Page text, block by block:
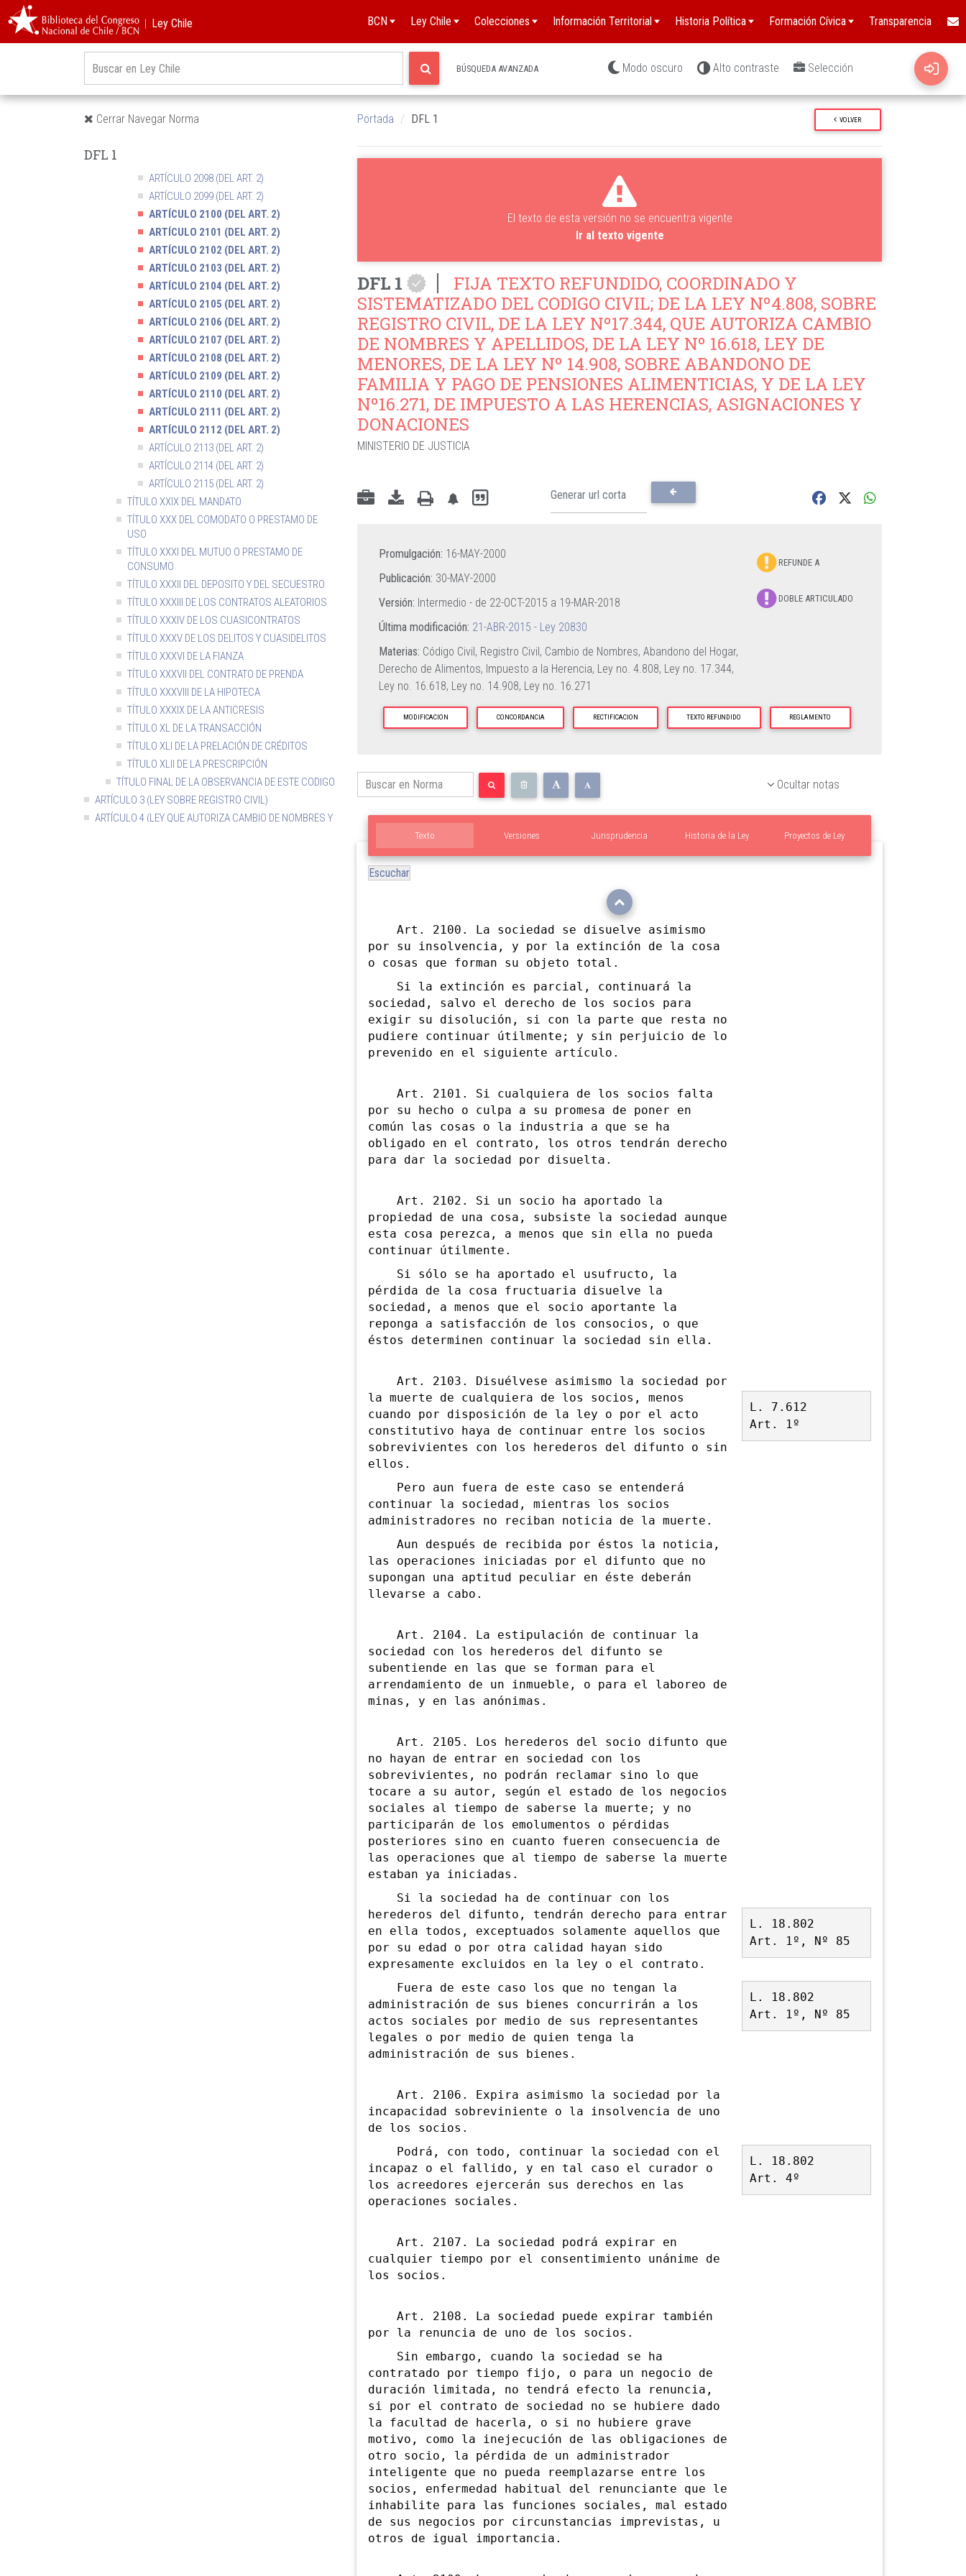
︱Ley Chile BCN Ley Chile Colecciones Información Territorial Historia Política Formación Cívica Transparencia
BÚSQUEDA AVANZADA Modo oscuro Alto contraste Selección
Cerrar Navegar Norma Portada DFL 1 VOLVER
DFL 1
SOCIEDAD
§ 3. DE LAS PRINCIPALES CLÁUSULAS DEL
CONTRATO DE SOCIEDAD
§ 4. DE LA ADMINISTRACIÓN DE LA SOCIEDAD
COLECTIVA
§ 5. DE LAS OBLIGACIONES DE LOS SOCIOS
ENTRE SÍ
ARTÍCULO 2098 (DEL ART. 2)
ARTÍCULO 2099 (DEL ART. 2)
ARTÍCULO 2100 (DEL ART. 2)
ARTÍCULO 2101 (DEL ART. 2)
ARTÍCULO 2102 (DEL ART. 2)
ARTÍCULO 2103 (DEL ART. 2)
ARTÍCULO 2104 (DEL ART. 2)
ARTÍCULO 2105 (DEL ART. 2)
ARTÍCULO 2106 (DEL ART. 2)
ARTÍCULO 2107 (DEL ART. 2)
ARTÍCULO 2108 (DEL ART. 2)
ARTÍCULO 2109 (DEL ART. 2)
ARTÍCULO 2110 (DEL ART. 2)
ARTÍCULO 2111 (DEL ART. 2)
ARTÍCULO 2112 (DEL ART. 2)
ARTÍCULO 2113 (DEL ART. 2)
ARTÍCULO 2114 (DEL ART. 2)
ARTÍCULO 2115 (DEL ART. 2)
TÍTULO XXIX DEL MANDATO
TÍTULO XXX DEL COMODATO O PRESTAMO DE
USO
TÍTULO XXXI DEL MUTUO O PRESTAMO DE
CONSUMO
TÍTULO XXXII DEL DEPOSITO Y DEL SECUESTRO
TÍTULO XXXIII DE LOS CONTRATOS ALEATORIOS
TÍTULO XXXIV DE LOS CUASICONTRATOS
TÍTULO XXXV DE LOS DELITOS Y CUASIDELITOS
TÍTULO XXXVI DE LA FIANZA
TÍTULO XXXVII DEL CONTRATO DE PRENDA
TÍTULO XXXVIII DE LA HIPOTECA
TÍTULO XXXIX DE LA ANTICRESIS
TÍTULO XL DE LA TRANSACCIÓN
TÍTULO XLI DE LA PRELACIÓN DE CRÉDITOS
TÍTULO XLII DE LA PRESCRIPCIÓN
TÍTULO FINAL DE LA OBSERVANCIA DE ESTE CODIGO
ARTÍCULO 3 (LEY SOBRE REGISTRO CIVIL)
ARTÍCULO 4 (LEY QUE AUTORIZA CAMBIO DE NOMBRES Y
El texto de esta versión no se encuentra vigente
Ir al texto vigente
DFL 1
FIJA TEXTO REFUNDIDO, COORDINADO Y
SISTEMATIZADO DEL CODIGO CIVIL; DE LA LEY Nº4.808, SOBRE
REGISTRO CIVIL, DE LA LEY Nº17.344, QUE AUTORIZA CAMBIO
DE NOMBRES Y APELLIDOS, DE LA LEY Nº 16.618, LEY DE
MENORES, DE LA LEY Nº 14.908, SOBRE ABANDONO DE
FAMILIA Y PAGO DE PENSIONES ALIMENTICIAS, Y DE LA LEY
Nº16.271, DE IMPUESTO A LAS HERENCIAS, ASIGNACIONES Y
DONACIONES
MINISTERIO DE JUSTICIA
REFUNDE A
DOBLE ARTICULADO
Promulgación: 16-MAY-2000
Publicación: 30-MAY-2000
Versión: Intermedio - de 22-OCT-2015 a 19-MAR-2018
Última modificación: 21-ABR-2015 - Ley 20830
Materias: Código Civil, Registro Civil, Cambio de Nombres, Abandono del Hogar,
Derecho de Alimentos, Impuesto a la Herencia, Ley no. 4.808, Ley no. 17.344,
Ley no. 16.618, Ley no. 14.908, Ley no. 16.271
MODIFICACION CONCORDANCIA RECTIFICACION TEXTO REFUNDIDO REGLAMENTO
Ocultar notas
Texto Versiones Proyectos de Ley
Historia de la Ley
Jurisprudencia
Escuchar
Art. 2100. La sociedad se disuelve asimismo
por su insolvencia, y por la extinción de la cosa
o cosas que forman su objeto total.
Si la extinción es parcial, continuará la
sociedad, salvo el derecho de los socios para
exigir su disolución, si con la parte que resta no
pudiere continuar útilmente; y sin perjuicio de lo
prevenido en el siguiente artículo.
Art. 2101. Si cualquiera de los socios falta
por su hecho o culpa a su promesa de poner en
común las cosas o la industria a que se ha
obligado en el contrato, los otros tendrán derecho
para dar la sociedad por disuelta.
Art. 2102. Si un socio ha aportado la
propiedad de una cosa, subsiste la sociedad aunque
esta cosa perezca, a menos que sin ella no pueda
continuar útilmente.
Si sólo se ha aportado el usufructo, la
pérdida de la cosa fructuaria disuelve la
sociedad, a menos que el socio aportante la
reponga a satisfacción de los consocios, o que
éstos determinen continuar la sociedad sin ella.
Art. 2103. Disuélvese asimismo la sociedad por
la
L. 7.612
Art. 1º
muerte de cualquiera de los socios, menos
cuando por disposición de la ley o por el acto
constitutivo haya de continuar entre los socios
sobrevivientes con los herederos del difunto o sin
ellos.
Pero aun fuera de este caso se entenderá
continuar la sociedad, mientras los socios
administradores no reciban noticia de la muerte.
Aun después de recibida por éstos la noticia,
las operaciones iniciadas por el difunto que no
supongan una aptitud peculiar en éste deberán
llevarse a cabo.
Art. 2104. La estipulación de continuar la
sociedad con los herederos del difunto se
subentiende en las que se forman para el
arrendamiento de un inmueble, o para el laboreo de
minas, y en las anónimas.
Art. 2105. Los herederos del socio difunto que
no hayan de entrar en sociedad con los
sobrevivientes, no podrán reclamar sino lo que
tocare a su autor, según el estado de los negocios
sociales al tiempo de saberse la muerte; y no
participarán de los emolumentos o pérdidas
posteriores sino en cuanto fueren consecuencia de
las operaciones que al tiempo de saberse la muerte
estaban ya iniciadas.
Si la sociedad ha de continuar con los
herederos
L. 18.802
Art. 1º, Nº 85
del difunto, tendrán derecho para entrar
en ella todos, exceptuados solamente aquellos que
por su edad o por otra calidad hayan sido
expresamente excluidos en la ley o el contrato.
Fuera de este caso los que no tengan la
L. 18.802
Art. 1º, Nº 85
administración de sus bienes concurrirán a los
actos sociales por medio de sus representantes
legales o por medio de quien tenga la
administración de sus bienes.
Art. 2106. Expira asimismo la sociedad por la
incapacidad sobreviniente o la insolvencia de uno
de los socios.
Podrá, con todo, continuar la sociedad con el
L. 18.802
Art. 4º
incapaz o el fallido, y en tal caso el curador o
los acreedores ejercerán sus derechos en las
operaciones sociales.
Art. 2107. La sociedad podrá expirar en
cualquier tiempo por el consentimiento unánime de
los socios.
Art. 2108. La sociedad puede expirar también
por la renuncia de uno de los socios.
Sin embargo, cuando la sociedad se ha
contratado por tiempo fijo, o para un negocio de
duración limitada, no tendrá efecto la renuncia,
si por el contrato de sociedad no se hubiere dado
la facultad de hacerla, o si no hubiere grave
motivo, como la inejecución de las obligaciones de
otro socio, la pérdida de un administrador
inteligente que no pueda reemplazarse entre los
socios, enfermedad habitual del renunciante que le
inhabilite para las funciones sociales, mal estado
de sus negocios por circunstancias imprevistas, u
otros de igual importancia.